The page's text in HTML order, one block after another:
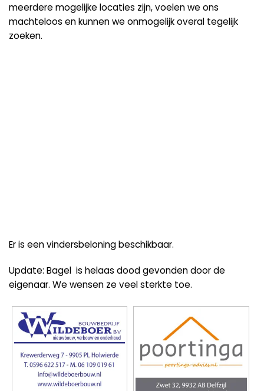
meerdere mogelijke locaties zijn, voelen we ons
machteloos en kunnen we onmogelijk overal tegelijk
zoeken.
Er is een vindersbeloning beschikbaar.
Update: Bagel is helaas dood gevonden door de
eigenaar. We wensen ze veel sterkte toe.